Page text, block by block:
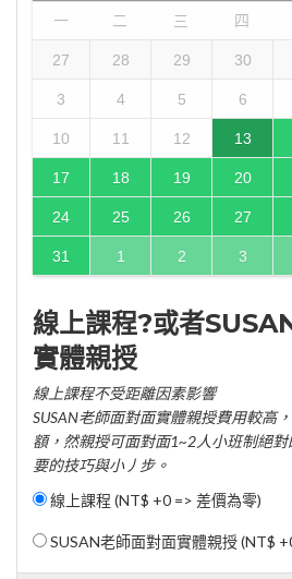
一 二 三 四
27 28 29 30
3 4 5 6
10 11 12 13
17 18 19 20
24 25 26 27
31 1 2 3
線上課程?或者
實體親授
線上課程不受距離因素影響
SUSAN老師面對面實體親授費用較高
額，然親授可面對面1~2人小班制絕
要的技巧與小丿步。
線上課程 (NT$ +0 => 差價為零)
SUSAN老師面對面實體親授 (NT$